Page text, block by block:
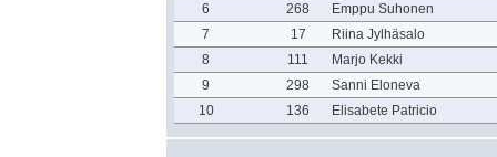
6
268
Emppu Suhonen
7
17
Riina Jylhäsalo
8
111
Marjo Kekki
9
298
Sanni Eloneva
10
136 Elisabete Patricio